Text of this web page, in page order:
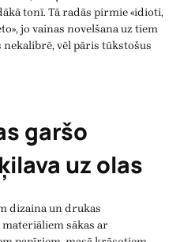
tonī. Tā radās pirmie «idioti,
jo vainas novelšana uz tiem
vēl pāris tūkstošus
garšo
uz olas
dizaina un drukas
sākas ar